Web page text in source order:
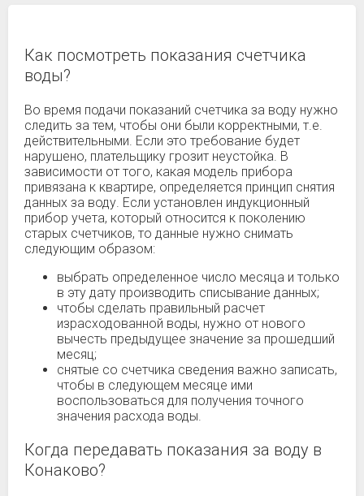
Как посмотреть показания счетчика
воды?
Во время подачи показаний счетчика за воду нужно
следить за тем, чтобы они были корректными, т.е.
действительными. Если это требование будет
нарушено, плательщику грозит неустойка. В
зависимости от того, какая модель прибора
привязана к квартире, определяется принцип снятия
данных за воду. Если установлен индукционный
прибор учета, который относится к поколению
старых счетчиков, то данные нужно снимать
следующим образом:
выбрать определенное число месяца и только
в эту дату производить списывание данных;
чтобы сделать правильный расчет
израсходованной воды, нужно от нового
вычесть предыдущее значение за прошедший
месяц;
снятые со счетчика сведения важно записать,
чтобы в следующем месяце ими
воспользоваться для получения точного
значения расхода воды.
Когда передавать показания за воду в
Конаково?